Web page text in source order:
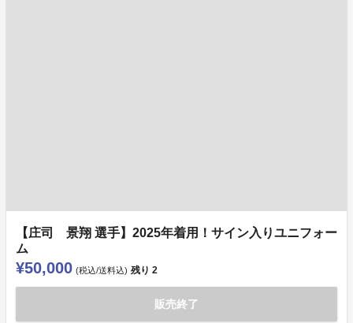
【庄司 景翔 選手】2025年着用！サイン入りユニフォー
ム
¥50,000 (税込/送料込) 残り 2
販売終了